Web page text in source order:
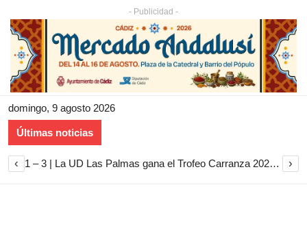
- Publicidad -
domingo, 9 agosto 2026
Últimas noticias
‹ 1 – 3 | La UD Las Palmas gana el Trofeo Carranza 2026 tras imponerse al Cádiz CF ›